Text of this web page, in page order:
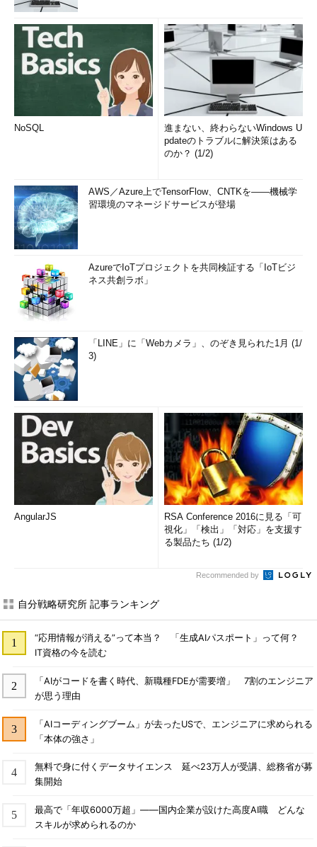
NoSQL
進まない、終わらないWindows U
pdateのトラブルに解決策はある
のか？ (1/2)
AWS／Azure上でTensorFlow、CNTKを――機械学
習環境のマネージドサービスが登場
AzureでIoTプロジェクトを共同検証する「IoTビジ
ネス共創ラボ」
「LINE」に「Webカメラ」、のぞき見られた1月 (1/
3)
AngularJS
RSA Conference 2016に見る「可
視化」「検出」「対応」を支援す
る製品たち (1/2)
Recommended by
自分戦略研究所 記事ランキング
“応用情報が消える”って本当？ 「生成AIパスポート」って何？
IT資格の今を読む
「AIがコードを書く時代、新職種FDEが需要増」 7割のエンジニア
が思う理由
「AIコーディングブーム」が去ったUSで、エンジニアに求められる
「本体の強さ」
無料で身に付くデータサイエンス 延べ23万人が受講、総務省が募
集開始
最高で「年収6000万超」――国内企業が設けた高度AI職 どんな
スキルが求められるのか